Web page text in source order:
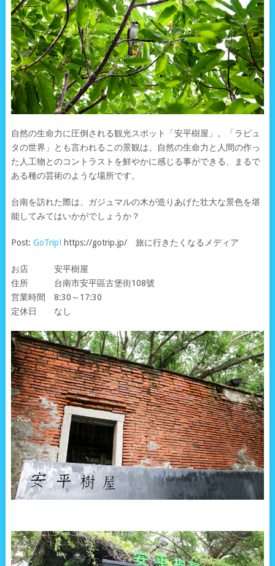
自然の生命力に圧倒される観光スポット「安平樹屋」。「ラピュ
タの世界」とも言われるこの景観は、自然の生命力と人間の作っ
た人工物とのコントラストを鮮やかに感じる事ができる、まるで
ある種の芸術のような場所です。
台南を訪れた際は、ガジュマルの木が造りあげた壮大な景色を堪
能してみてはいかがでしょうか？
Post: GoTrip!https://gotrip.jp/ 旅に行きたくなるメディア
お店 安平樹屋
住所 台南市安平區古堡街108號
営業時間 8:30～17:30
定休日 なし